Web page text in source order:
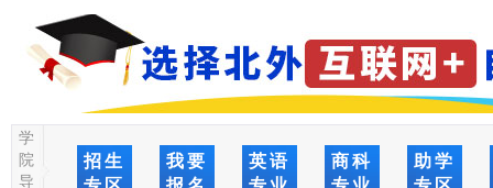
学
院
导
招生
我要
英语
商科
助学